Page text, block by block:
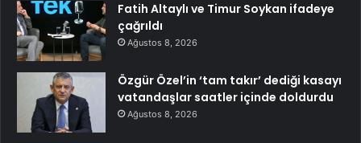
Fatih Altaylı ve Timur Soykan ifadeye
çağrıldı
Ağustos 8, 2026
Özgür Özel’in ‘tam takır’ dediği kasayı
vatandaşlar saatler içinde doldurdu
Ağustos 8, 2026